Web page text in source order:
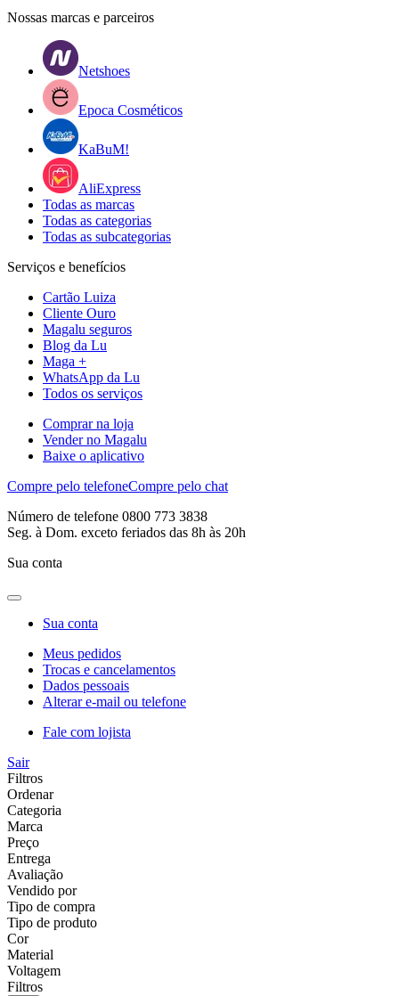
Nossas marcas e parceiros
Netshoes
Epoca Cosméticos
KaBuM!
AliExpress
Todas as marcas
Todas as categorias
Todas as subcategorias
Serviços e benefícios
Cartão Luiza
Cliente Ouro
Magalu seguros
Blog da Lu
Maga +
WhatsApp da Lu
Todos os serviços
Comprar na loja
Vender no Magalu
Baixe o aplicativo
Compre pelo telefoneCompre pelo chat
Número de telefone 0800 773 3838
Seg. à Dom. exceto feriados das 8h às 20h
Sua conta
Sua conta
Meus pedidos
Trocas e cancelamentos
Dados pessoais
Alterar e-mail ou telefone
Fale com lojista
Sair
Filtros
Ordenar
Categoria
Marca
Preço
Entrega
Avaliação
Vendido por
Tipo de compra
Tipo de produto
Cor
Material
Voltagem
Filtros